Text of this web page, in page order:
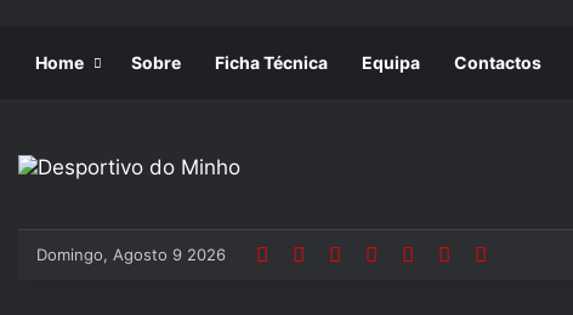
Home Sobre Ficha Técnica Equipa Contactos
Domingo, Agosto 9 2026